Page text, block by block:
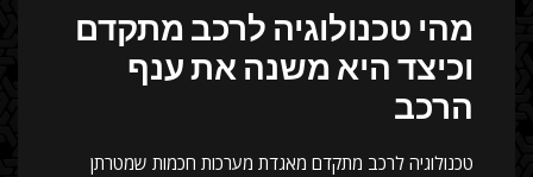
מהי טכנולוגיה לרכב מתקדם
וכיצד היא משנה את ענף
הרכב
טכנולוגיה לרכב מתקדם מאגדת מערכות חכמות שמטרתן